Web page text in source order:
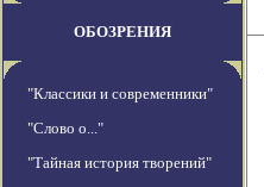
ОБОЗРЕНИЯ
"Классики и современники"
"Слово о..."
"Тайная история творений"